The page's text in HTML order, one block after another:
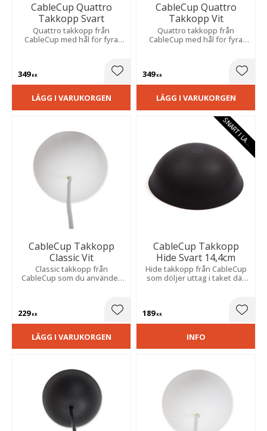
CableCup Quattro
Takkopp Svart
Quattro takkopp från
CableCup med hål för fyra
349KR Lägg till i favoriter
LÄGG I VARUKORGEN
CableCup Quattro
Takkopp Vit
Quattro takkopp från
CableCup med hål för fyra
349KR
LÄGG I VARUKORGEN
CableCup Takkopp
Classic Vit
Classic takkopp från
CableCup som du använder
229KR Lägg till i favoriter
LÄGG I VARUKORGEN
CableCup Takkopp
Hide Svart 14,4cm
Hide takkopp från CableCup
som döljer uttag i taket där
189KR
S
N
A
R
T
I
L
A
G
E
R
INFO